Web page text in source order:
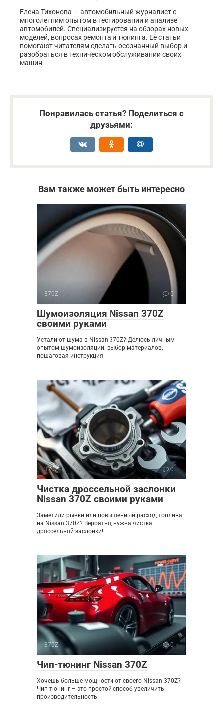
Елена Тихонова — автомобильный журналист с
многолетним опытом в тестировании и анализе
автомобилей. Специализируется на обзорах новых
моделей, вопросах ремонта и тюнинга. Её статьи
помогают читателям сделать осознанный выбор и
разобраться в техническом обслуживании своих
машин.
Понравилась статья? Поделиться с
друзьями:
Вам также может быть интересно
370Z 0
Шумоизоляция Nissan 370Z
своими руками
Устали от шума в Nissan 370Z? Делюсь личным
опытом шумоизоляции: выбор материалов,
пошаговая инструкция
370Z 0
Чистка дроссельной заслонки
Nissan 370Z своими руками
Заметили рывки или повышенный расход топлива
на Nissan 370Z? Вероятно, нужна чистка
дроссельной заслонки!
370Z 0
Чип-тюнинг Nissan 370Z
Хочешь больше мощности от своего Nissan 370Z?
Чип-тюнинг – это простой способ увеличить
производительность